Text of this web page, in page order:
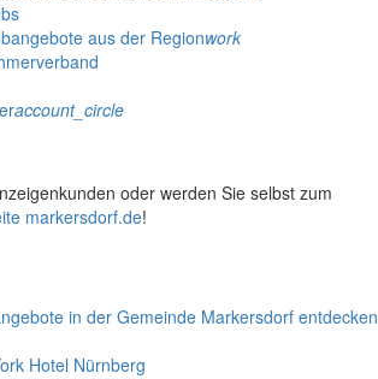
aus der Regionwork
account_circle
oder werden Sie selbst zum
markersdorf.de!
Hotel Nürnberg